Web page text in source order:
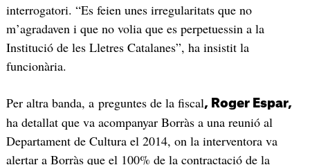
interrogatori. “Es feien unes irregularitats que no
m’agradaven i que no volia que es perpetuessin a la
Institució de les Lletres Catalanes”, ha insistit la
funcionària.
Per altra banda, a preguntes de la fiscal, Roger Espar,
ha detallat que va acompanyar Borràs a una reunió al
Departament de Cultura el 2014, on la interventora va
alertar a Borràs que el 100% de la contractació de la